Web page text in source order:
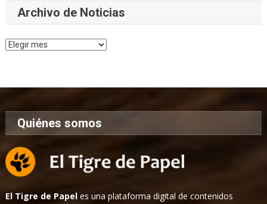
Archivo de Noticias
Archivo
Quiénes somos
El Tigre de Papel es una plataforma digital de contenidos